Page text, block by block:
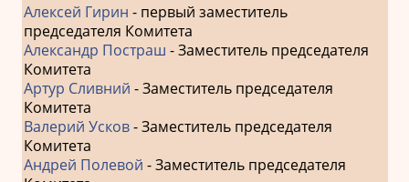
Алексей Гирин - первый заместитель
председателя Комитета
Александр Постраш - Заместитель председателя
Комитета
Артур Сливний - Заместитель председателя
Комитета
Валерий Усков- Заместитель председателя
Комитета
Андрей Полевой - Заместитель председателя